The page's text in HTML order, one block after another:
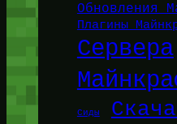
Обновления
Плагины
Сервера
Сиды